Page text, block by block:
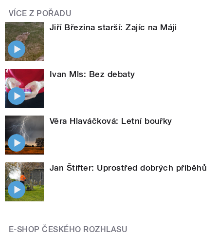
VÍCE Z POŘADU
Jiří Březina starší: Zajíc na Máji
Ivan Mls: Bez debaty
Věra Hlaváčková: Letní bouřky
Jan Štifter: Uprostřed dobrých příběhů
E-SHOP ČESKÉHO ROZHLASU